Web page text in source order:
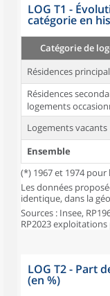
LOG T1 -
catégorie en
Catégorie de
Résidences
Résidences
logements
Logements vacants
Ensemble
(*) 1967 et 1974 pour
Les données
identique, dans la
Sources : Insee,
RP2023
LOG T2 - Part
(en %)